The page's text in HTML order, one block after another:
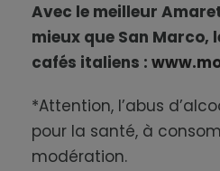
Avec le meilleur
mieux que San Marco,
cafés italiens :
*Attention, l’abus
pour la santé, à
modération.